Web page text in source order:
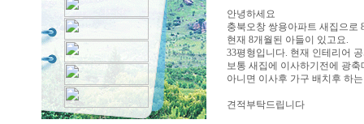
안녕하세요
충북오창 쌍용아파트 새집으로
현재 8개월된 아들이 있고요.
33평형입니다. 현재 인테리어
보통 새집에 이사하기전에 광
아니면 이사후 가구 배치후 하
견적부탁드립니다